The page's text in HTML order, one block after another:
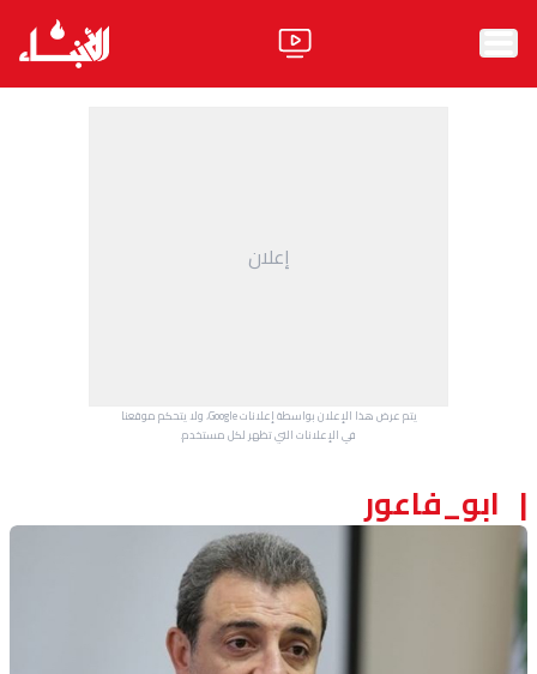
ثقافة ومجتمع
إعلان
يتم عرض هذا الإعلان بواسطة إعلانات Google، ولا يتحكم موقعنا
في الإعلانات التي تظهر لكل مستخدم.
ابو_فاعور